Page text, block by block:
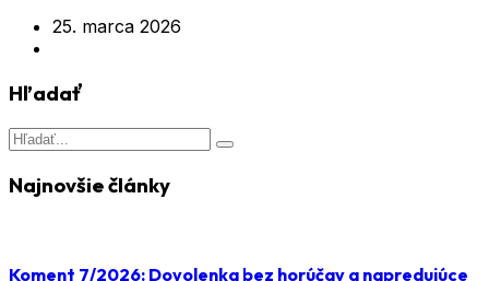
25. marca 2026
Hľadať
Najnovšie články
Koment 7/2026: Dovolenka bez horúčav a napredujúce